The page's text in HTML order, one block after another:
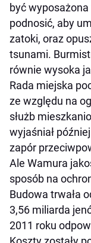
być
podnosić, aby
zatoki, oraz
tsunami.
równie wysoka
Rada miejska
ze względu na
służb
wyjaśniał
zapór
Ale Wamura
sposób na
Budowa trwała
3,56 miliarda
2011 roku